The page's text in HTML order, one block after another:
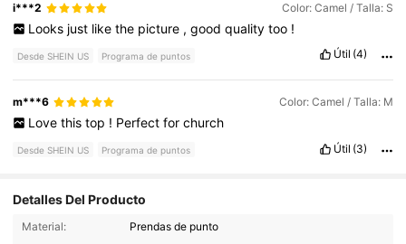
i***2 Color: Camel / Talla: S
Looks just like the picture , good quality too !
Desde SHEIN US Programa de puntos Útil (4)
m***6 Color: Camel / Talla: M
Love this top ! Perfect for church
Desde SHEIN US Programa de puntos Útil (3)
Detalles Del Producto
Material:
Prendas de punto